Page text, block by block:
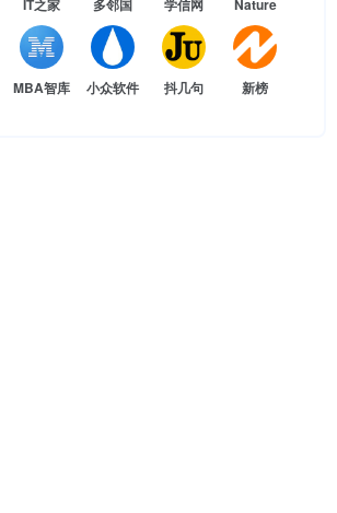
IT之家 多邻国 学信网 Nature
MBA智库 小众软件 抖几句 新榜